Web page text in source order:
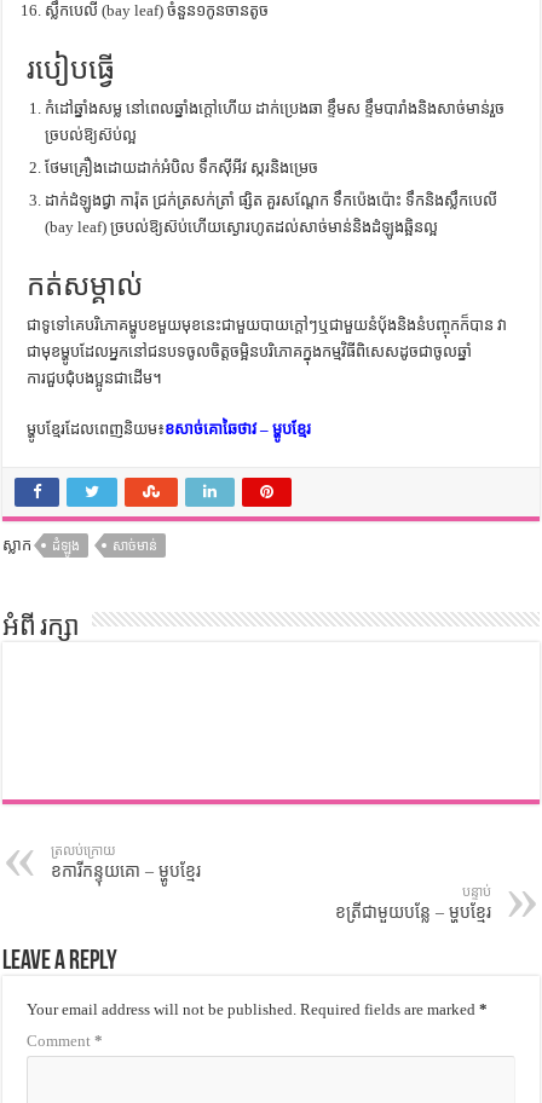
ស្លឹកបេលី (bay leaf) ចំនួន១កូនចានតូច
របៀបធ្វើ
កំដៅឆ្នាំងសម្ល នៅពេលឆ្នាំងក្តៅហើយ ដាក់ប្រេងឆា ខ្ទឹមស ខ្ទឹមបារាំងនិងសាច់មាន់រួច
ច្របល់ឱ្យស៊ប់ល្អ
ថែមគ្រឿងដោយដាក់អំបិល ទឹកស៊ីអីវ ស្ករនិងម្រេច
ដាក់ដំឡូងជ្វា ការ៉ុត ជ្រក់ត្រសក់ត្រាំ ផ្សិត គួរសណ្តែក ទឹកប៉េងប៉ោះ ទឹកនិងស្លឹកបេលី
(bay leaf) ច្របល់ឱ្យស៊ប់ហើយស្ងោរហូតដល់សាច់មាន់និងដំឡូងឆ្អិនល្អ
កត់សម្គាល់
ជាទូទៅគេបរិភោគម្ហូបខមួយមុខនេះជាមួយបាយក្តៅៗឬជាមួយនំប៉័ងនិងនំបញ្ចុកក៏បាន វា
ជាមុខម្ហូបដែលអ្នកនៅជនបទចូលចិត្តចម្អិនបរិភោគក្នុងកម្មវិធីពិសេសដូចជាចូលឆ្នាំ
ការជួបជុំបងប្អូនជាដើម។
ម្ហូបខ្មែរដែលពេញនិយម៖ខសាច់គោឆៃថាវ – ម្ហូបខ្មែរ
ស្លាក ដំឡូង សាច់មាន់
អំពី រក្សា
ត្រលប់ក្រោយ
ខការីកន្ទុយគោ – ម្ហូបខ្មែរ
បន្ទាប់
ខត្រីជាមួយបន្លែ – ម្ហូបខ្មែរ
Leave a Reply
Your email address will not be published. Required fields are marked*
Comment*